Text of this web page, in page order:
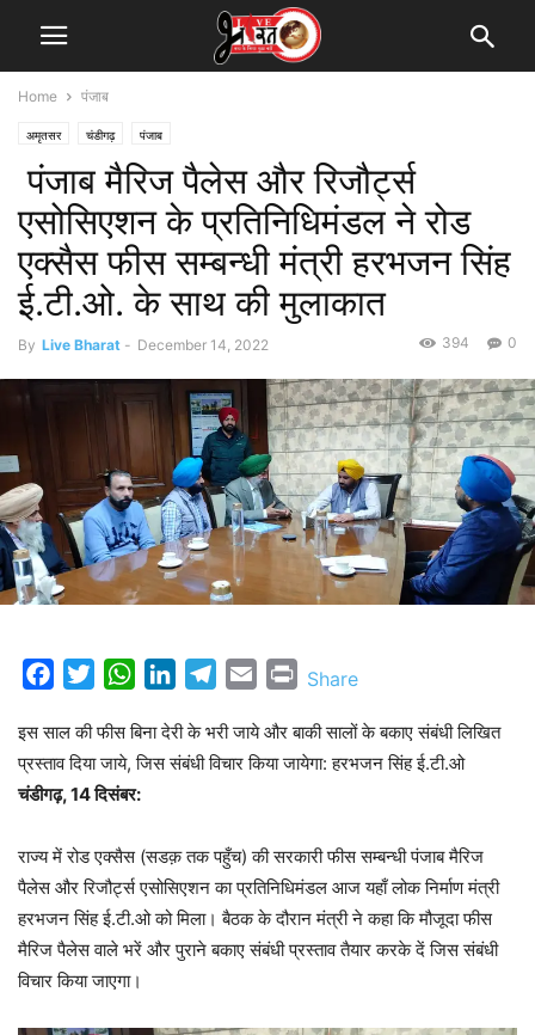
Home पंजाब
अमृतसर चंडीगढ़ पंजाब
पंजाब मैरिज पैलेस और रिजौर्ट्स
एसोसिएशन के प्रतिनिधिमंडल ने रोड
एक्सैस फीस सम्बन्धी मंत्री हरभजन सिंह
ई.टी.ओ. के साथ की मुलाकात
By Live Bharat - December 14, 2022 0
394
FacebookTwitterWhatsAppLinkedInTelegram
Email Print
Share
इस साल की फीस बिना देरी के भरी जाये और बाकी सालों के बकाए संबंधी लिखित
प्रस्ताव दिया जाये, जिस संबंधी विचार किया जायेगा: हरभजन सिंह ई.टी.ओ
चंडीगढ़, 14 दिसंबर:
राज्य में रोड एक्सैस (सडक़ तक पहुँच) की सरकारी फीस सम्बन्धी पंजाब मैरिज
पैलेस और रिजौर्ट्स एसोसिएशन का प्रतिनिधिमंडल आज यहाँ लोक निर्माण मंत्री
हरभजन सिंह ई.टी.ओ को मिला। बैठक के दौरान मंत्री ने कहा कि मौजूदा फीस
मैरिज पैलेस वाले भरें और पुराने बकाए संबंधी प्रस्ताव तैयार करके दें जिस संबंधी
विचार किया जाएगा।